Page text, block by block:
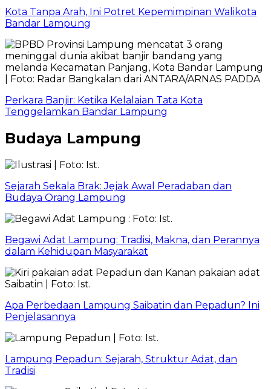
Kota Tanpa Arah, Ini Potret Kepemimpinan Walikota
Bandar Lampung
Perkara Banjir: Ketika Kelalaian Tata Kota
Tenggelamkan Bandar Lampung
Budaya Lampung
Sejarah Sekala Brak: Jejak Awal Peradaban dan
Budaya Orang Lampung
Begawi Adat Lampung: Tradisi, Makna, dan Perannya
dalam Kehidupan Masyarakat
Apa Perbedaan Lampung Saibatin dan Pepadun? Ini
Penjelasannya
Lampung Pepadun: Sejarah, Struktur Adat, dan
Tradisi